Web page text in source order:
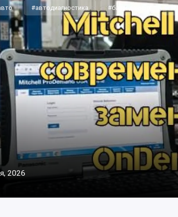
#автодиагностика #базы данных
2026